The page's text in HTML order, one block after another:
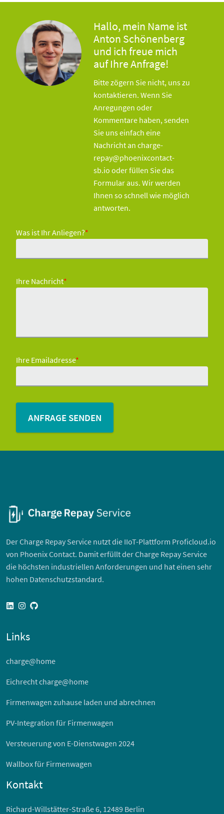
Hallo, mein Name ist
Anton Schönenberg
und ich freue mich
auf Ihre Anfrage!
Bitte zögern Sie nicht, uns zu
kontaktieren. Wenn Sie
Anregungen oder
Kommentare haben, senden
Sie uns einfach eine
Nachricht an charge-
repay@phoenixcontact-
sb.io oder füllen Sie das
Formular aus. Wir werden
Ihnen so schnell wie möglich
antworten.
Was ist Ihr Anliegen?*
Ihre Nachricht*
Ihre Emailadresse*
Der Charge Repay Service nutzt die IIoT-Plattform Proficloud.io
von Phoenix Contact. Damit erfüllt der Charge Repay Service
die höchsten industriellen Anforderungen und hat einen sehr
hohen Datenschutzstandard.
linkedininstagram
github
Links
charge@home
Eichrecht charge@home
Firmenwagen zuhause laden und abrechnen
PV-Integration für Firmenwagen
Versteuerung von E-Dienstwagen 2024
Wallbox für Firmenwagen
Kontakt
Richard-Willstätter-Straße 6, 12489 Berlin